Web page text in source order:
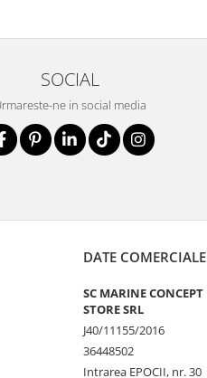
SOCIAL
ne in social media
DATE COMERCIALE
SC MARINE CONCEPT
STORE SRL
J40/11155/2016
36448502
Intrarea EPOCII, nr. 30